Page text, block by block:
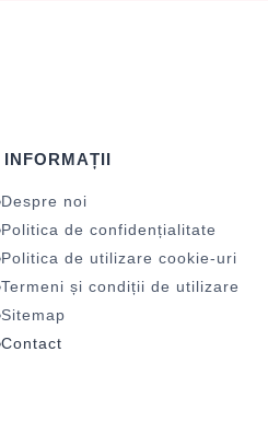
INFORMAȚII
Despre noi
Politica de confidențialitate
Politica de utilizare cookie-uri
Termeni și condiții de utilizare
Sitemap
Contact